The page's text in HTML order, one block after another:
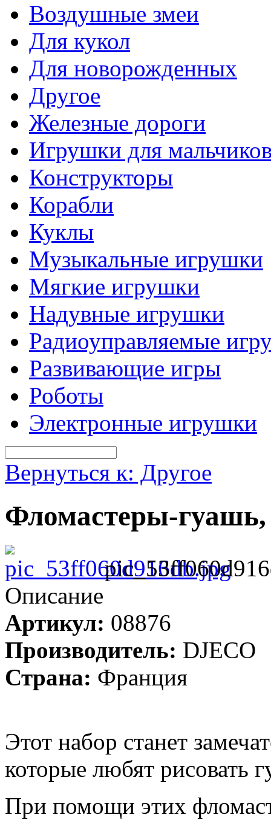
Воздушные змеи
Для кукол
Для новорожденных
Другое
Железные дороги
Игрушки для
Конструкторы
Корабли
Куклы
Музыкальные игрушки
Мягкие игрушки
Надувные игрушки
Радиоуправляемые
Развивающие игры
Роботы
Электронные игрушки
Вернуться к: Другое
Фломастеры-
Описание
Артикул: 08876
Производитель: DJECO
Страна: Франция
Этот набор станет
которые любят рисовать
При помощи этих